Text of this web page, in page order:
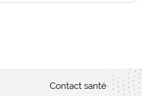
Contact santé